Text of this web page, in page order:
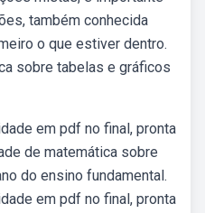
também conhecida
o que estiver dentro.
sobre tabelas e gráficos
em pdf no final, pronta
de matemática sobre
do ensino fundamental.
em pdf no final, pronta